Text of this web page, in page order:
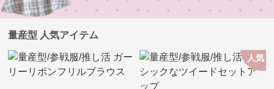
量産型 人気アイテム
人気